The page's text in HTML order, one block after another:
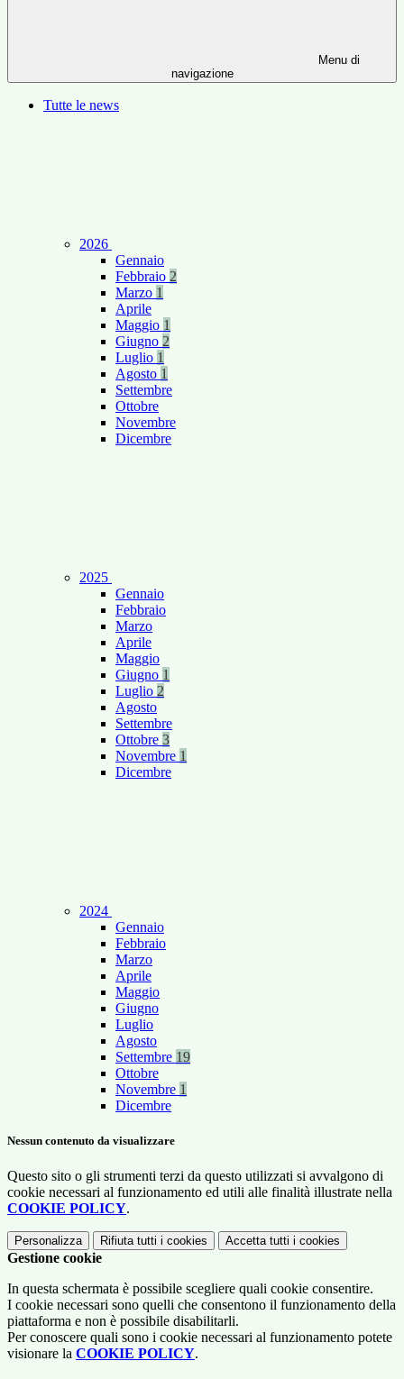
Menu di
navigazione
Tutte le news
2026
Gennaio
Febbraio 2
Marzo 1
Aprile
Maggio 1
Giugno 2
Luglio 1
Agosto 1
Settembre
Ottobre
Novembre
Dicembre
2025
Gennaio
Febbraio
Marzo
Aprile
Maggio
Giugno 1
Luglio 2
Agosto
Settembre
Ottobre 3
Novembre 1
Dicembre
2024
Gennaio
Febbraio
Marzo
Aprile
Maggio
Giugno
Luglio
Agosto
Settembre 19
Ottobre
Novembre 1
Dicembre
Nessun contenuto da visualizzare
Questo sito o gli strumenti terzi da questo utilizzati si avvalgono di
cookie necessari al funzionamento ed utili alle finalità illustrate nella
COOKIE POLICY.
Personalizza Rifiuta tutti i cookies Accetta tutti i cookies
Gestione cookie
In questa schermata è possibile scegliere quali cookie consentire.
I cookie necessari sono quelli che consentono il funzionamento della
piattaforma e non è possibile disabilitarli.
Per conoscere quali sono i cookie necessari al funzionamento potete
visionare la COOKIE POLICY.